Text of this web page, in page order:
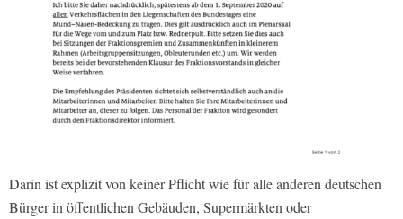
Darin ist explizit von keiner Pflicht wie für alle anderen deutschen
Bürger in öffentlichen Gebäuden, Supermärkten oder